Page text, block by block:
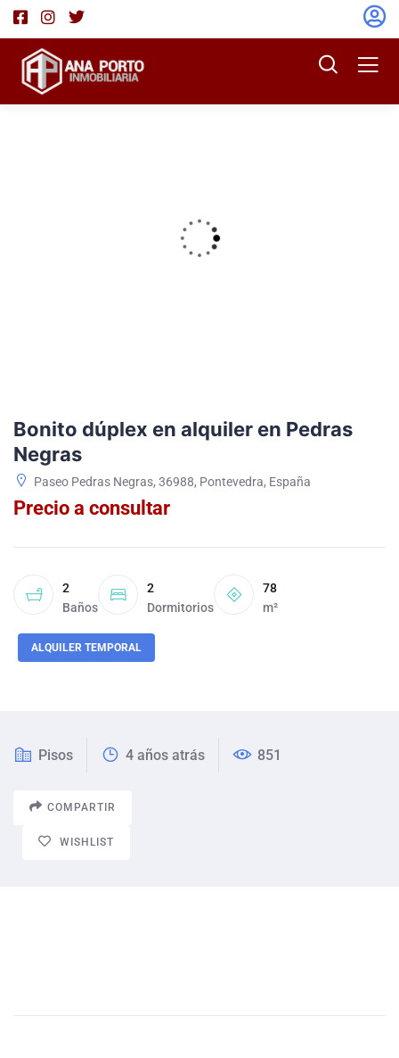
Bonito dúplex en alquiler en Pedras
Negras
Paseo Pedras Negras, 36988, Pontevedra, España
Precio a consultar
2
Baños
2
Dormitorios
78
m²
ALQUILER TEMPORAL
Pisos 4 años atrás 851
COMPARTIR
WISHLIST